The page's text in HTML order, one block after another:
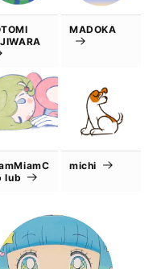
MADOKA
lub
michi